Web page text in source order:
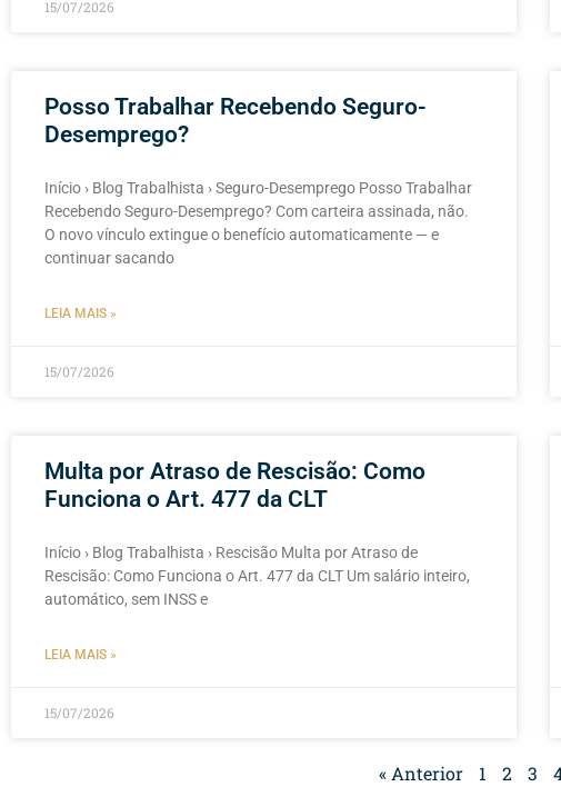
15/07/2026
Posso Trabalhar Recebendo Seguro-
Desemprego?
Início › Blog Trabalhista › Seguro-Desemprego Posso Trabalhar
Recebendo Seguro-Desemprego? Com carteira assinada, não.
O novo vínculo extingue o benefício automaticamente — e
continuar sacando
LEIA MAIS »
15/07/2026
Multa por Atraso de Rescisão: Como
Funciona o Art. 477 da CLT
Início › Blog Trabalhista › Rescisão Multa por Atraso de
Rescisão: Como Funciona o Art. 477 da CLT Um salário inteiro,
automático, sem INSS e
LEIA MAIS »
15/07/2026
« Anterior 1 2 3